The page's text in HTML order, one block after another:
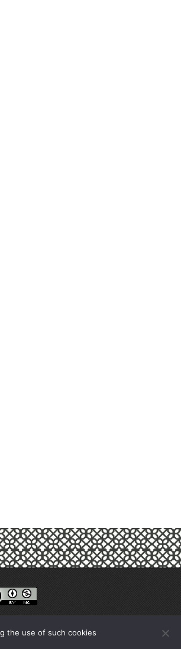
the use of such cookies.